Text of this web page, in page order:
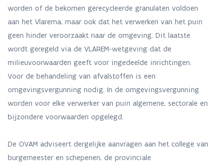
worden of de bekomen gerecycleerde granulaten voldoen
aan het Vlarema, maar ook dat het verwerken van het puin
geen hinder veroorzaakt naar de omgeving. Dit laatste
wordt geregeld via de VLAREM-wetgeving dat de
milieuvoorwaarden geeft voor ingedeelde inrichtingen.
Voor de behandeling van afvalstoffen is een
omgevingsvergunning nodig. In de omgevingsvergunning
worden voor elke verwerker van puin algemene, sectorale en
bijzondere voorwaarden opgelegd.
De OVAM adviseert dergelijke aanvragen aan het college van
burgemeester en schepenen, de provinciale